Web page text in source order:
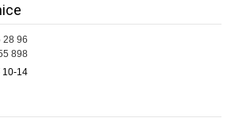
28 96
898
10-14